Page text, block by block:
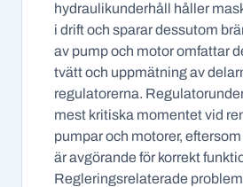
hydraulikunderhåll håller
i drift och sparar dessutom
av pump och motor omfattar
tvätt och uppmätning av
regulatorerna.
mest kritiska momentet vid
pumpar och motorer,
är avgörande för korrekt
Regleringsrelaterade